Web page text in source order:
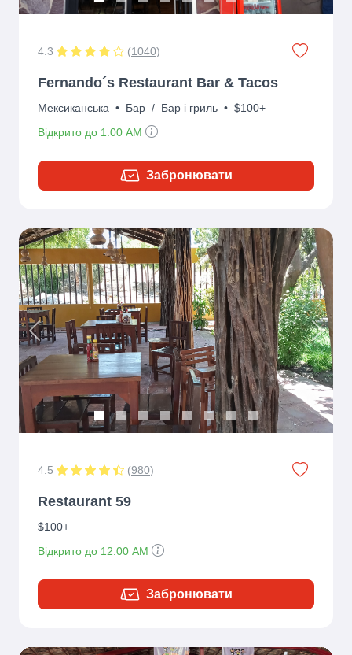
4.3 (1040)
Fernando´s Restaurant Bar & Tacos
Мексиканська • Бар / Бар і гриль • $100+
Відкрито до 1:00 AM
Забронювати
Previous Next
4.5 (980)
Restaurant 59
$100+
Відкрито до 12:00 AM
Забронювати